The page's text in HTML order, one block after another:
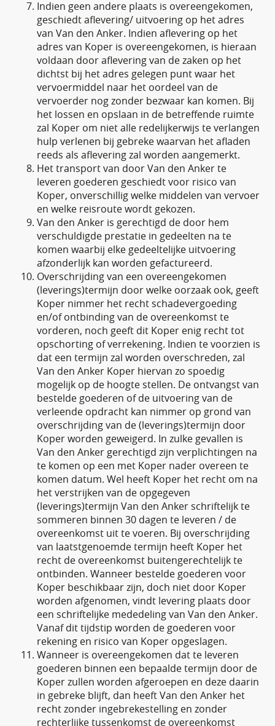
Indien geen andere plaats is overeengekomen,
geschiedt aflevering/ uitvoering op het adres
van Van den Anker. Indien aflevering op het
adres van Koper is overeengekomen, is hieraan
voldaan door aflevering van de zaken op het
dichtst bij het adres gelegen punt waar het
vervoermiddel naar het oordeel van de
vervoerder nog zonder bezwaar kan komen. Bij
het lossen en opslaan in de betreffende ruimte
zal Koper om niet alle redelijkerwijs te verlangen
hulp verlenen bij gebreke waarvan het afladen
reeds als aflevering zal worden aangemerkt.
Het transport van door Van den Anker te
leveren goederen geschiedt voor risico van
Koper, onverschillig welke middelen van vervoer
en welke reisroute wordt gekozen.
Van den Anker is gerechtigd de door hem
verschuldigde prestatie in gedeelten na te
komen waarbij elke gedeeltelijke uitvoering
afzonderlijk kan worden gefactureerd.
Overschrijding van een overeengekomen
(leverings)termijn door welke oorzaak ook, geeft
Koper nimmer het recht schadevergoeding
en/of ontbinding van de overeenkomst te
vorderen, noch geeft dit Koper enig recht tot
opschorting of verrekening. Indien te voorzien is
dat een termijn zal worden overschreden, zal
Van den Anker Koper hiervan zo spoedig
mogelijk op de hoogte stellen. De ontvangst van
bestelde goederen of de uitvoering van de
verleende opdracht kan nimmer op grond van
overschrijding van de (leverings)termijn door
Koper worden geweigerd. In zulke gevallen is
Van den Anker gerechtigd zijn verplichtingen na
te komen op een met Koper nader overeen te
komen datum. Wel heeft Koper het recht om na
het verstrijken van de opgegeven
(leverings)termijn Van den Anker schriftelijk te
sommeren binnen 30 dagen te leveren / de
overeenkomst uit te voeren. Bij overschrijding
van laatstgenoemde termijn heeft Koper het
recht de overeenkomst buitengerechtelijk te
ontbinden. Wanneer bestelde goederen voor
Koper beschikbaar zijn, doch niet door Koper
worden afgenomen, vindt levering plaats door
een schriftelijke mededeling van Van den Anker.
Vanaf dit tijdstip worden de goederen voor
rekening en risico van Koper opgeslagen.
Wanneer is overeengekomen dat te leveren
goederen binnen een bepaalde termijn door de
Koper zullen worden afgeroepen en deze daarin
in gebreke blijft, dan heeft Van den Anker het
recht zonder ingebrekestelling en zonder
rechterlijke tussenkomst de overeenkomst